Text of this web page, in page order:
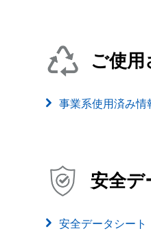
ご使用
事業系使用済み情
安全デ
安全データシート